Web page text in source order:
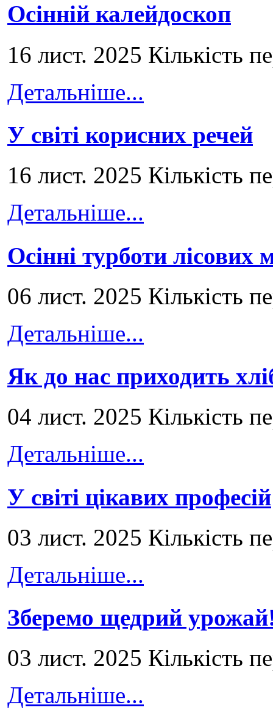
Осінній калейдоскоп
16 лист. 2025 Кількість
Детальніше...
У світі корисних речей
16 лист. 2025 Кількість
Детальніше...
Осінні турботи лісових
06 лист. 2025 Кількість
Детальніше...
Як до нас приходить
04 лист. 2025 Кількість
Детальніше...
У світі цікавих професій
03 лист. 2025 Кількість
Детальніше...
Зберемо щедрий
03 лист. 2025 Кількість
Детальніше...